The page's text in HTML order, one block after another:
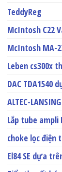
TeddyReg
McIntosh C22
McIntosh MA-
Leben cs300x
DAC TDA1540
ALTEC-
Lắp tube ampli
choke lọc điện
El84 SE dựa